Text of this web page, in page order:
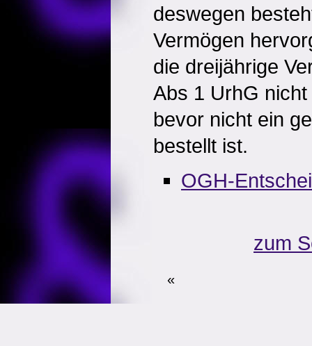
deswegen
Vermögen
die dreijährige
Abs 1 UrhG
bevor nicht ein
bestellt ist.
OGH-
zum
«